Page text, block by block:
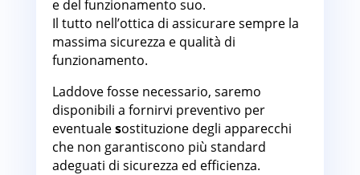
e del funzionamento suo.
Il tutto nell’ottica di assicurare sempre la
massima sicurezza e qualità di
funzionamento.
Laddove fosse necessario, saremo
disponibili a fornirvi preventivo per
eventualesostituzione degli apparecchi
che non garantiscono più standard
adeguati di sicurezza ed efficienza.